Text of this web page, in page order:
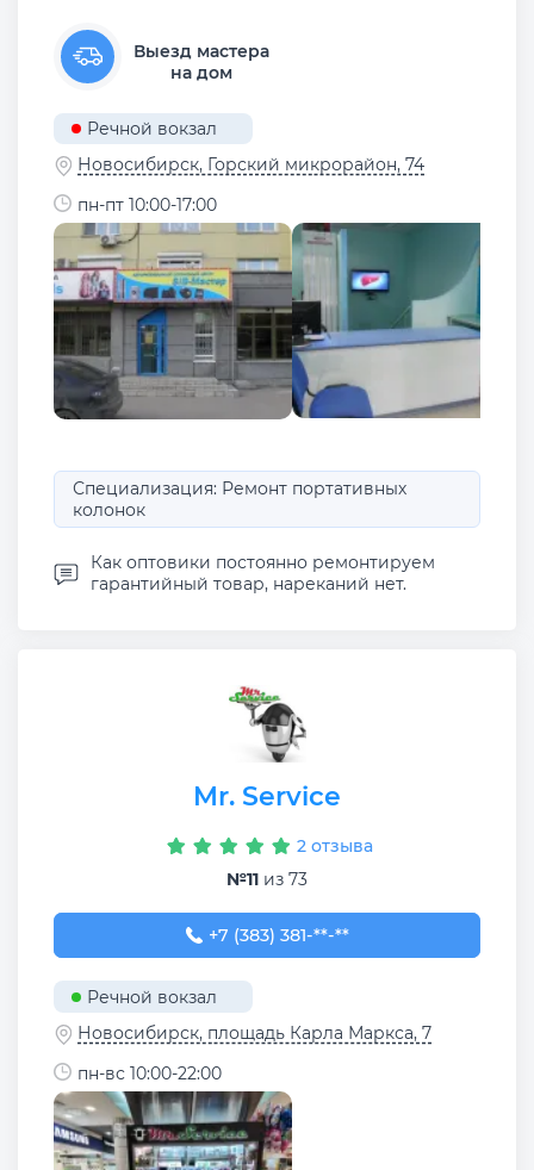
Выезд мастера
на дом
Речной вокзал
Новосибирск, ​Горский микрорайон, 74
пн-пт 10:00-17:00
Специализация: Ремонт портативных
колонок
Как оптовики постоянно ремонтируем
гарантийный товар, нареканий нет.
Mr. Service
2 отзыва
№11 из 73
+7 (383) 381-75-81
+7 (383) 381-**-**
Речной вокзал
Новосибирск, площадь Карла Маркса, 7
пн-вс 10:00-22:00